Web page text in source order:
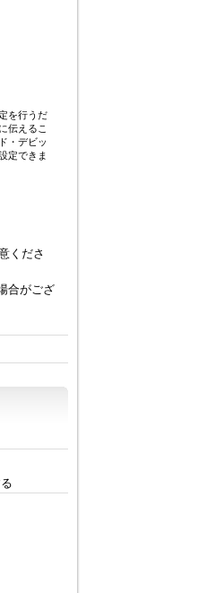
を行うだ
伝えるこ
・デビッ
定できま
くださ
合がござ